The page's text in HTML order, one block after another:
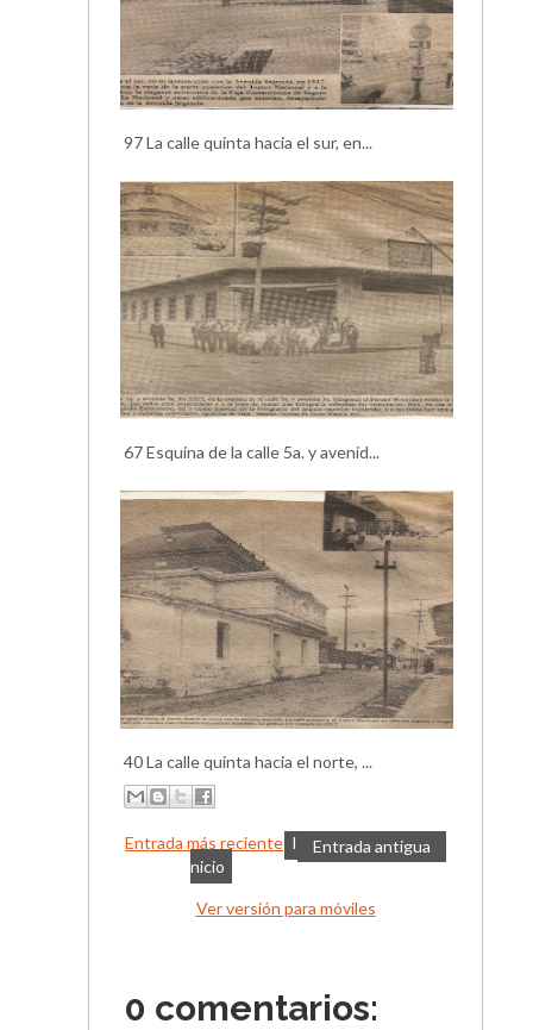
97 La calle quinta hacia el sur, en...
67 Esquina de la calle 5a. y avenid...
40 La calle quinta hacia el norte, ...
Entrada más reciente Entrada antigua
I
nicio
Ver versión para móviles
0 comentarios: